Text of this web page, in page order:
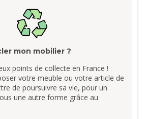
mon mobilier ?
points de collecte en France !
votre meuble ou votre article de
de poursuivre sa vie, pour un
une autre forme grâce au